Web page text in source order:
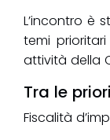
L’incontro è
temi
attività della
Tra le
Fiscalità